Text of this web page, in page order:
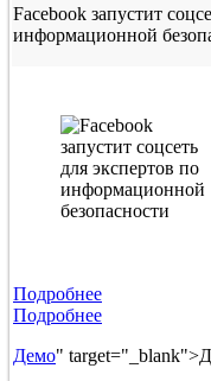
Facebook запустит
информационной
Подробнее
Подробнее
Демо"